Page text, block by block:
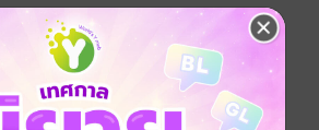
ออภัยด้วยนะคะ
อมูลในหัวข้อที่คุณกำลังชมค่ะ